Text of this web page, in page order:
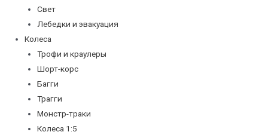
Свет
Лебедки и эвакуация
Колеса
Трофи и краулеры
Шорт-корс
Багги
Трагги
Монстр-траки
Колеса 1:5